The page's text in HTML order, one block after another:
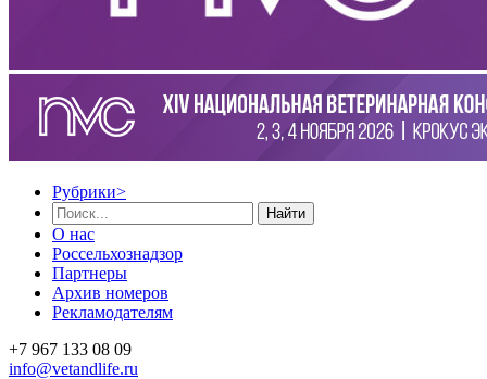
Рубрики>
Найти
О нас
Россельхознадзор
Партнеры
Архив номеров
Рекламодателям
+7 967 133 08 09
info@vetandlife.ru